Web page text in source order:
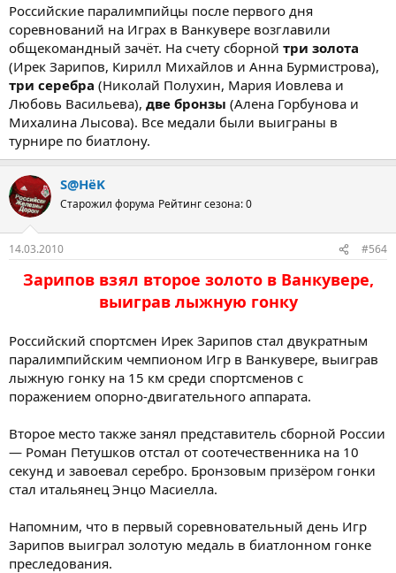
Российские паралимпийцы после первого дня
соревнований на Играх в Ванкувере возглавили
общекомандный зачёт. На счету сборной три золота
(Ирек Зарипов, Кирилл Михайлов и Анна Бурмистрова),
три серебра (Николай Полухин, Мария Иовлева и
Любовь Васильева), две бронзы (Алена Горбунова и
Михалина Лысова). Все медали были выиграны в
турнире по биатлону.
S@HёK
Старожил форума Рейтинг сезона: 0
14.03.2010 #564
Зарипов взял второе золото в Ванкувере,
выиграв лыжную гонку
Российский спортсмен Ирек Зарипов стал двукратным
паралимпийским чемпионом Игр в Ванкувере, выиграв
лыжную гонку на 15 км среди спортсменов с
поражением опорно-двигательного аппарата.
Второе место также занял представитель сборной России
— Роман Петушков отстал от соотечественника на 10
секунд и завоевал серебро. Бронзовым призёром гонки
стал итальянец Энцо Масиелла.
Напомним, что в первый соревновательный день Игр
Зарипов выиграл золотую медаль в биатлонном гонке
преследования.